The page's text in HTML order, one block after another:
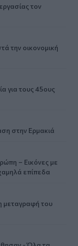
τον
την οικονομική
για τους 45ους
στην Ερμακιά
– Εικόνες με
επίπεδα
μεταγραφή του